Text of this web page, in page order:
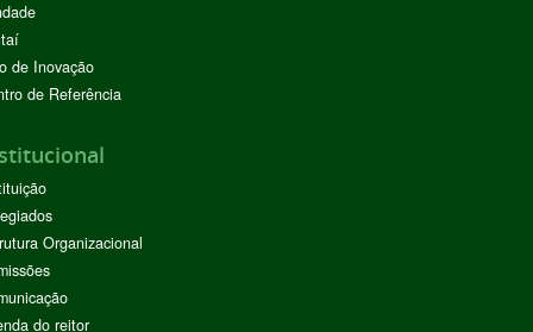
de Inovação
de Referência
Organizacional
do reitor